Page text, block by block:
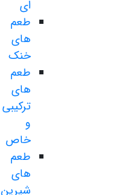
ای
طعم
های
خنک
طعم
های
ترکیبی
و
خاص
طعم
های
شیرین